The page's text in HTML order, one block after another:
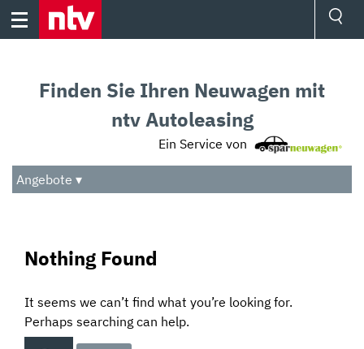
Skip
Audio
Das Beste
Finden Sie Ihren Neuwagen mit
ntv Autoleasing
Ein Service von
Angebote ▾
Nothing Found
It seems we can’t find what you’re looking for.
Perhaps searching can help.